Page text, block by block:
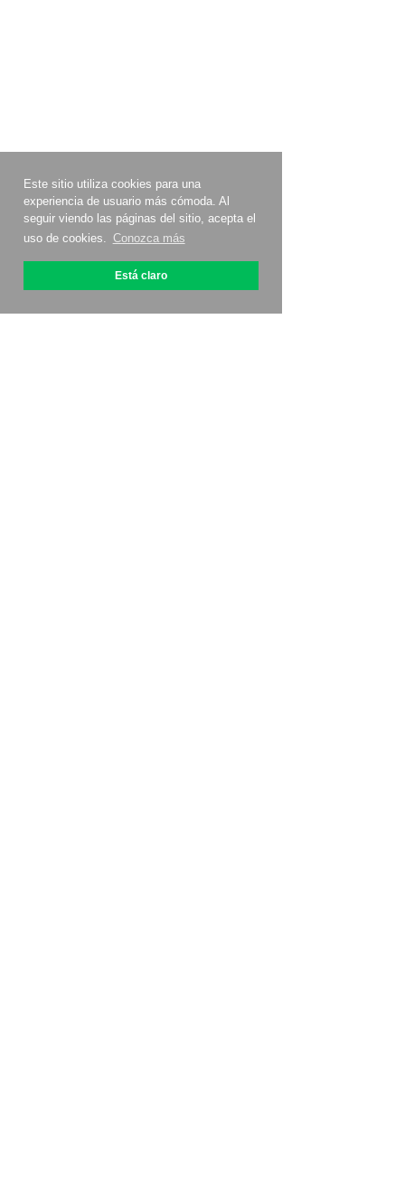
Este sitio utiliza cookies para una
experiencia de usuario más cómoda. Al
seguir viendo las páginas del sitio, acepta el
uso de cookies. Conozca más
Está claro